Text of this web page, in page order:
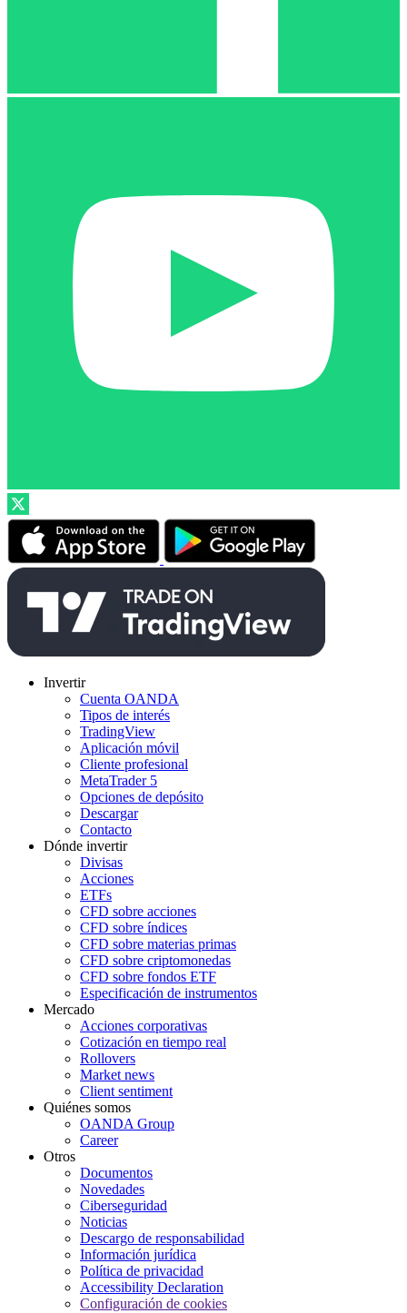
Invertir
Cuenta OANDA
Tipos de interés
TradingView
Aplicación móvil
Cliente profesional
MetaTrader 5
Opciones de depósito
Descargar
Contacto
Dónde invertir
Divisas
Acciones
ETFs
CFD sobre acciones
CFD sobre índices
CFD sobre materias primas
CFD sobre criptomonedas
CFD sobre fondos ETF
Especificación de instrumentos
Mercado
Acciones corporativas
Cotización en tiempo real
Rollovers
Market news
Client sentiment
Quiénes somos
OANDA Group
Career
Otros
Documentos
Novedades
Ciberseguridad
Noticias
Descargo de responsabilidad
Información jurídica
Política de privacidad
Accessibility Declaration
Configuración de cookies